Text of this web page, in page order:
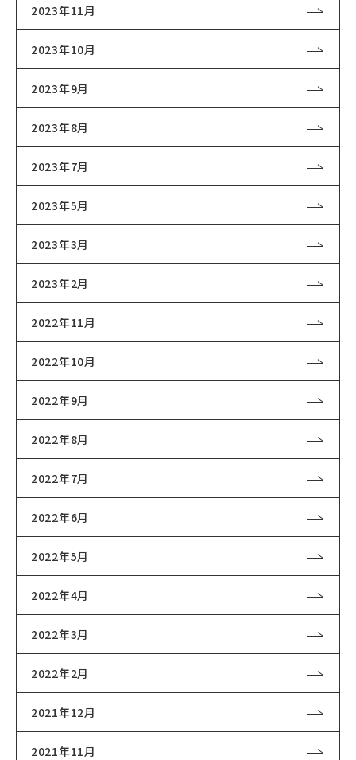
2023年11月
2023年10月
2023年9月
2023年8月
2023年7月
2023年5月
2023年3月
2023年2月
2022年11月
2022年10月
2022年9月
2022年8月
2022年7月
2022年6月
2022年5月
2022年4月
2022年3月
2022年2月
2021年12月
2021年11月